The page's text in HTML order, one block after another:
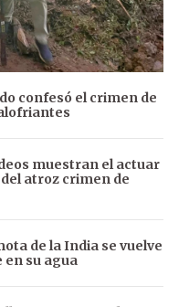
confesó el crimen de
muestran el actuar
atroz crimen de
de la India se vuelve
en su agua